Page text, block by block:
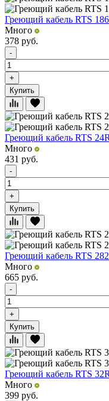
Греющий кабель RTS
Много
378 руб.
-
+
Купить
Греющий кабель RTS
Много
431 руб.
-
+
Купить
Греющий кабель RTS
Много
665 руб.
-
+
Купить
Греющий кабель RTS
Много
399 руб.